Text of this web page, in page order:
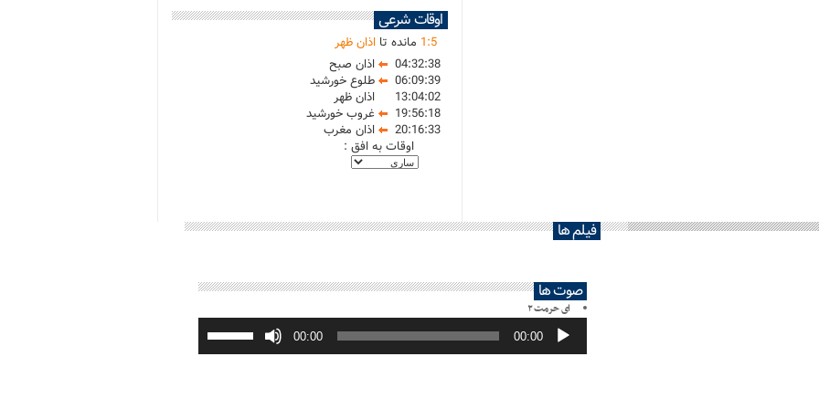
اوقات شرعی
1:5 مانده تا اذان ظهر
04:32:38
اذان صبح
06:09:39
طلوع خورشید
13:04:02
اذان ظهر
19:56:18
غروب خورشید
20:16:33
اذان مغرب
اوقات به افق :
فیلم ها
صوت ها
ای حرمت ۲
پخش‌کننده
صوت 00:00
00:00
برای
افزایش
یا
صدا